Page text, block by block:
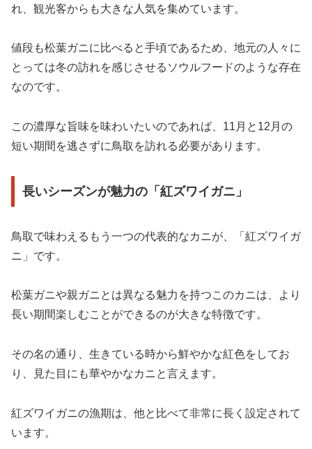
れ、観光客からも大きな人気を集めています。
値段も松葉ガニに比べると手頃であるため、地元の人々に
とっては冬の訪れを感じさせるソウルフードのような存在
なのです。
この濃厚な旨味を味わいたいのであれば、11月と12月の
短い期間を逃さずに鳥取を訪れる必要があります。
長いシーズンが魅力の「紅ズワイガニ」
鳥取で味わえるもう一つの代表的なカニが、「紅ズワイガ
ニ」です。
松葉ガニや親ガニとは異なる魅力を持つこのカニは、より
長い期間楽しむことができるのが大きな特徴です。
その名の通り、生きている時から鮮やかな紅色をしてお
り、見た目にも華やかなカニと言えます。
紅ズワイガニの漁期は、他と比べて非常に長く設定されて
います。